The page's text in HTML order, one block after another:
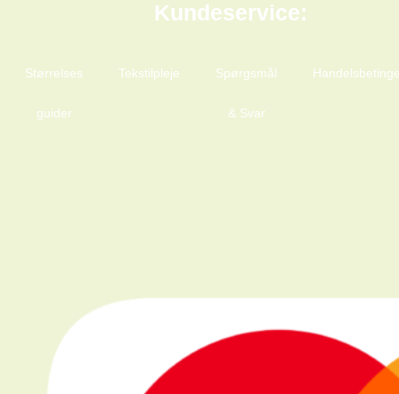
Kundeservice:
Størrelses
guider
Tekstilpleje Spørgsmål
& Svar